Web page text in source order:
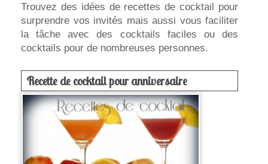
Trouvez des idées de recettes de cocktail pour
surprendre vos invités mais aussi vous faciliter
la tâche avec des cocktails faciles ou des
cocktails pour de nombreuses personnes.
Recette de cocktail pour anniversaire